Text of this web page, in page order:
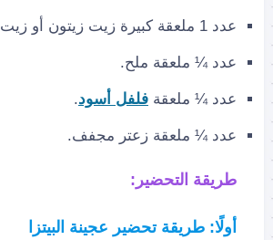
عدد 1 ملعقة كبيرة زيت زيتون أو زيت نباتي.
عدد ¼ ملعقة ملح.
عدد ¼ ملعقة فلفل أسود.
عدد ¼ ملعقة زعتر مجفف.
طريقة التحضير:
أولًا: طريقة تحضير عجينة البيتزا